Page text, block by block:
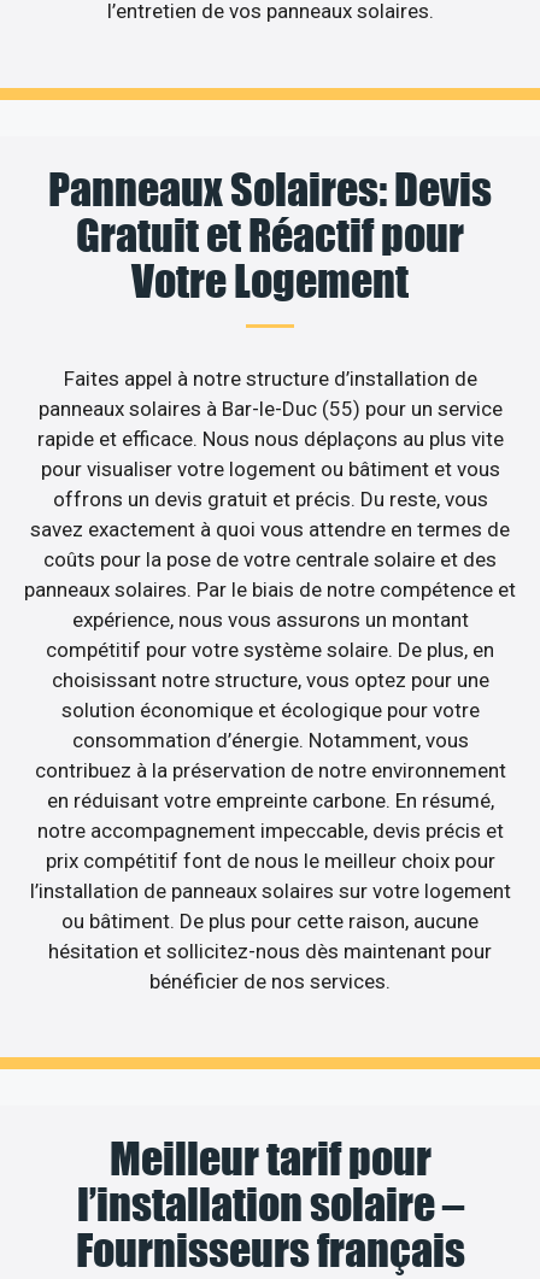
l’entretien de vos panneaux solaires.
Panneaux Solaires: Devis
Gratuit et Réactif pour
Votre Logement
Faites appel à notre structure d’installation de
panneaux solaires à Bar-le-Duc (55) pour un service
rapide et efficace. Nous nous déplaçons au plus vite
pour visualiser votre logement ou bâtiment et vous
offrons un devis gratuit et précis. Du reste, vous
savez exactement à quoi vous attendre en termes de
coûts pour la pose de votre centrale solaire et des
panneaux solaires. Par le biais de notre compétence et
expérience, nous vous assurons un montant
compétitif pour votre système solaire. De plus, en
choisissant notre structure, vous optez pour une
solution économique et écologique pour votre
consommation d’énergie. Notamment, vous
contribuez à la préservation de notre environnement
en réduisant votre empreinte carbone. En résumé,
notre accompagnement impeccable, devis précis et
prix compétitif font de nous le meilleur choix pour
l’installation de panneaux solaires sur votre logement
ou bâtiment. De plus pour cette raison, aucune
hésitation et sollicitez-nous dès maintenant pour
bénéficier de nos services.
Meilleur tarif pour
l’installation solaire –
Fournisseurs français